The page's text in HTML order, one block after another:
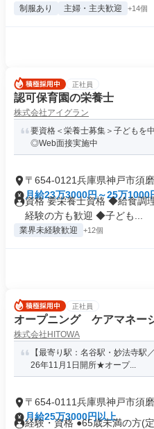
制服あり 主婦・主夫歓迎 +14個
正社員
認可保育園の栄養士
株式会社アイグラン
要資格＜栄養士募集＞子どもを
◎Web面接実施中
〒654-0121兵庫県神戸市須
月給23万3000円～25万1000
資格 要栄養士資格 ◆給食調
経験の方も歓迎 ◆子ども...
業界未経験歓迎 +12個
正社員
オープニング ケアマネー
株式会社HITOWA
【最寄り駅：名谷駅・妙法寺駅
26年11月1日開所★オープ...
〒654-0111兵庫県神戸市須
月給25万3000円以上
経験・資格 ●65歳未満の方(